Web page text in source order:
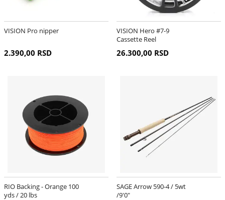
VISION Pro nipper
2.390,00 RSD
VISION Hero #7-9
Cassette Reel
26.300,00 RSD
RIO Backing - Orange 100
yds / 20 lbs
SAGE Arrow 590-4 / 5wt
/9'0"